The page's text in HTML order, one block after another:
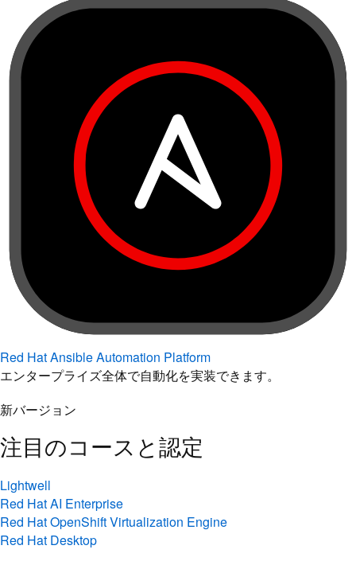
Red Hat Ansible Automation Platform
エンタープライズ全体で自動化を実装できます。
新バージョン
注目のコースと認定
Lightwell
Red Hat AI Enterprise
Red Hat OpenShift Virtualization Engine
Red Hat Desktop